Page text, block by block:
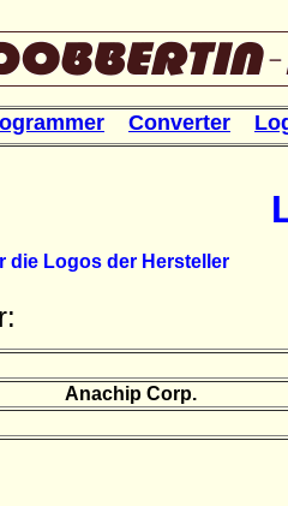
Converter
die Logos der Hersteller
Anachip Corp.